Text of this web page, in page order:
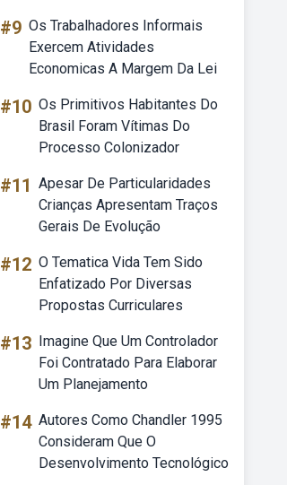
#9 Os Trabalhadores Informais
Exercem Atividades
Economicas A Margem Da Lei
#10 Os Primitivos Habitantes Do
Brasil Foram Vítimas Do
Processo Colonizador
#11 Apesar De Particularidades
Crianças Apresentam Traços
Gerais De Evolução
#12 O Tematica Vida Tem Sido
Enfatizado Por Diversas
Propostas Curriculares
#13 Imagine Que Um Controlador
Foi Contratado Para Elaborar
Um Planejamento
#14 Autores Como Chandler 1995
Consideram Que O
Desenvolvimento Tecnológico